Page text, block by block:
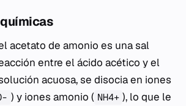
acetato de amonio es una sal
entre el ácido acético y el
acuosa, se disocia en iones
) y iones amonio ( NH4+ ), lo que le